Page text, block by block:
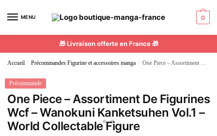
MENU 0
🎁 Livraison offerte en France 🎁
Accueil / Précommandes Figurine et accessoires manga / One Piece – Assortiment De Figurines Wcf – Wanokuni Kanketsuhen Vol.1 – World Collectable Figure
Précommande
One Piece – Assortiment De Figurines
Wcf – Wanokuni Kanketsuhen Vol.1 –
World Collectable Figure